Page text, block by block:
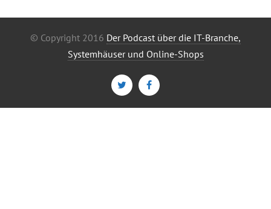
© Copyright 2016 Der Podcast über die IT-Branche,
Systemhäuser und Online-Shops